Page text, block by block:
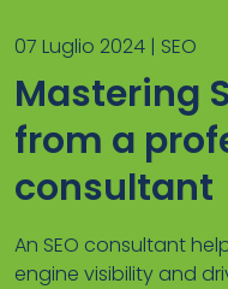
07 Luglio 2024 | SEO
Mastering
from a
consultant
An SEO consultant
engine visibility and